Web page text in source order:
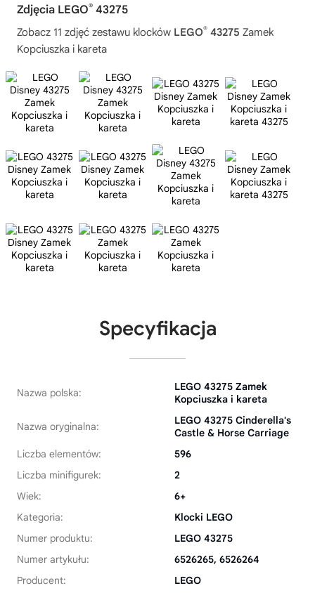
Zdjęcia LEGO® 43275
Zobacz 11 zdjęć zestawu klocków LEGO® 43275 Zamek
Kopciuszka i kareta
Specyfikacja
Nazwa polska:
LEGO 43275 Zamek
Kopciuszka i kareta
Nazwa oryginalna:
LEGO 43275 Cinderella's
Castle & Horse Carriage
Liczba elementów:
596
Liczba minifigurek:
2
Wiek:
6+
Kategoria:
Klocki LEGO
Numer produktu:
LEGO 43275
Numer artykułu:
6526265, 6526264
Producent:
LEGO